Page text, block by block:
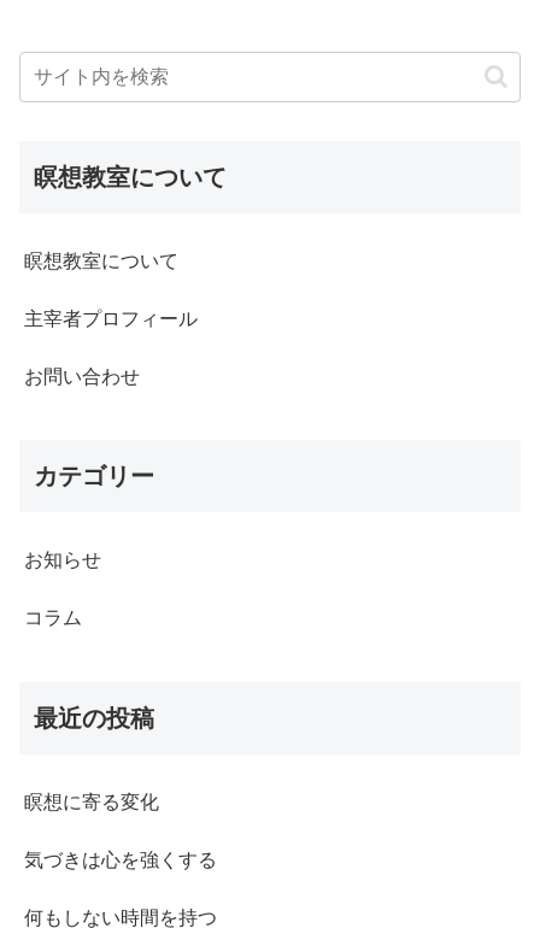
瞑想教室について
瞑想教室について
主宰者プロフィール
お問い合わせ
カテゴリー
お知らせ
コラム
最近の投稿
瞑想に寄る変化
気づきは心を強くする
何もしない時間を持つ